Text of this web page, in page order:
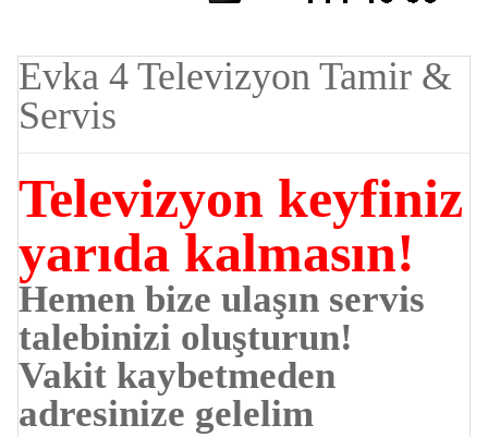
Evka 4 Televizyon Tamir &
Servis
Televizyon keyfiniz
yarıda kalmasın!
Hemen bize ulaşın servis
talebinizi oluşturun!
Vakit kaybetmeden
adresinize gelelim